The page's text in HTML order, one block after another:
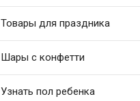
Товары для праздника
Шары с конфетти
Узнать пол ребенка